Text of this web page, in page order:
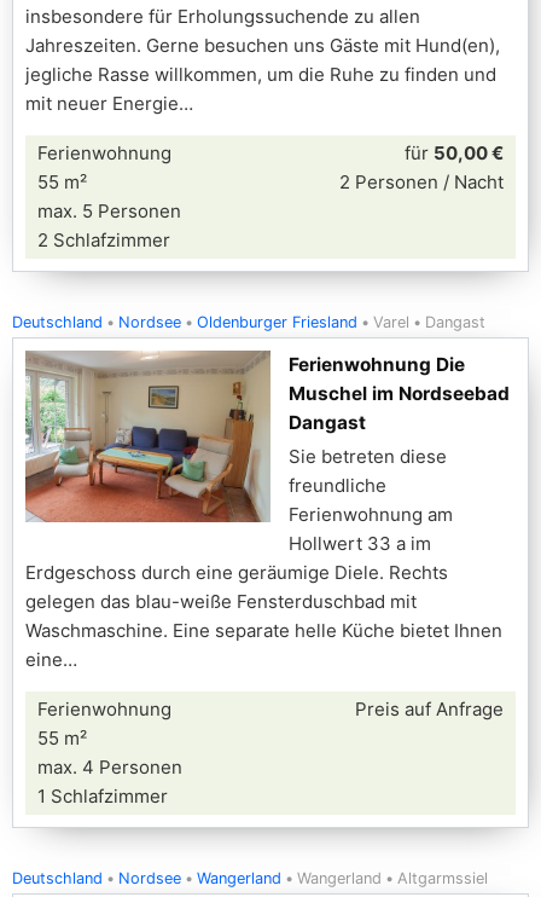
insbesondere für Erholungssuchende zu allen
Jahreszeiten. Gerne besuchen uns Gäste mit Hund(en),
jegliche Rasse willkommen, um die Ruhe zu finden und
mit neuer Energie
Ferienwohnung
55 m²
max. 5 Personen
2 Schlafzimmer
für 50,00 €
2 Personen / Nacht
Deutschland Nordsee Oldenburger Friesland Varel Dangast
Ferienwohnung Die
Muschel im Nordseebad
Dangast
Sie betreten diese
freundliche
Ferienwohnung am
Hollwert 33 a im
Erdgeschoss durch eine geräumige Diele. Rechts
gelegen das blau-weiße Fensterduschbad mit
Waschmaschine. Eine separate helle Küche bietet Ihnen
eine
Ferienwohnung
55 m²
max. 4 Personen
1 Schlafzimmer
Preis auf Anfrage
Deutschland Nordsee Wangerland Wangerland Altgarmssiel